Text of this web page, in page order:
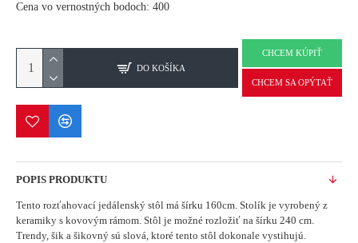
Cena vo vernostných bodoch: 400
DO KOŠÍKA
CHCEM KÚPIŤ
CHCEM SA OPÝTAŤ
POPIS PRODUKTU
Tento rozťahovací jedálenský stôl má šírku 160cm. Stolík je vyrobený z
keramiky s kovovým rámom. Stôl je možné rozložiť na šírku 240 cm.
Trendy, šik a šikovný sú slová, ktoré tento stôl dokonale vystihujú.